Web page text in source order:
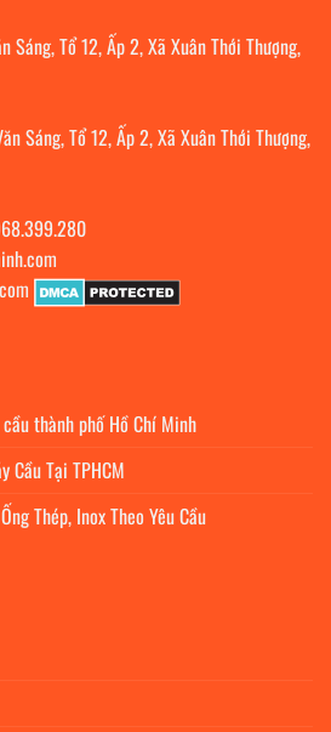
Sáng, Tổ 12, Ấp 2, Xã Xuân Thới Thượng,
Sáng, Tổ 12, Ấp 2, Xã Xuân Thới Thượng,
thành phố Hồ Chí Minh
Cầu Tại TPHCM
Thép, Inox Theo Yêu Cầu